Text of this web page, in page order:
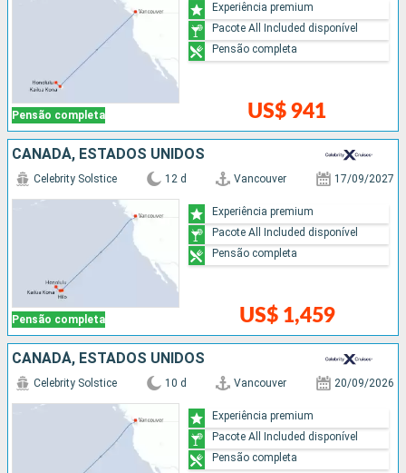
Pensão completa US$ 941
Experiência premium
Pacote All Included disponível
Pensão completa
CANADÁ, ESTADOS UNIDOS
Pensão completa
Celebrity Solstice 12 d Vancouver 17/09/2027
US$ 1,459
Experiência premium
Pacote All Included disponível
Pensão completa
CANADÁ, ESTADOS UNIDOS
Celebrity Solstice 10 d Vancouver 20/09/2026
Experiência premium
Pacote All Included disponível
Pensão completa